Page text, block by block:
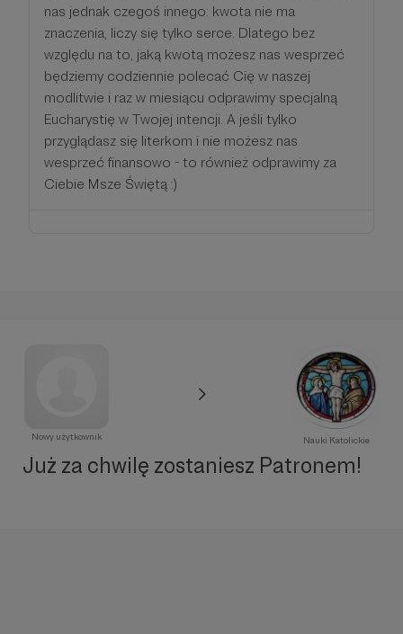
nas jednak czegoś innego: kwota nie ma
znaczenia, liczy się tylko serce. Dlatego bez
względu na to, jaką kwotą możesz nas wesprzeć
będziemy codziennie polecać Cię w naszej
modlitwie i raz w miesiącu odprawimy specjalną
Eucharystię w Twojej intencji. A jeśli tylko
przyglądasz się literkom i nie możesz nas
wesprzeć finansowo - to również odprawimy za
Ciebie Msze Świętą :)
Nowy użytkownik Nauki Katolickie
Już za chwilę zostaniesz Patronem!